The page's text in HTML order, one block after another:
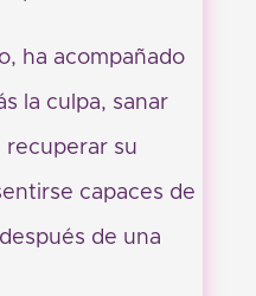
ha acompañado
la culpa, sanar
recuperar su
capaces de
de una